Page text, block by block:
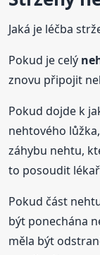
Jaká je léčba
Pokud je celý
znovu připojit
Pokud dojde k
nehtového
záhybu nehtu,
to posoudit
Pokud část
být ponechána
měla být